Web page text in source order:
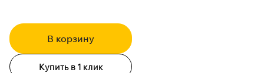
В корзину
Купить в 1 клик